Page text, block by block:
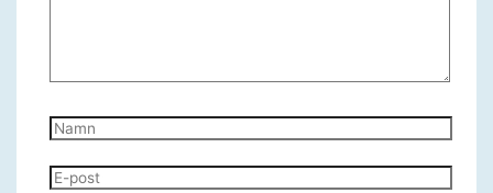
Namn
E-